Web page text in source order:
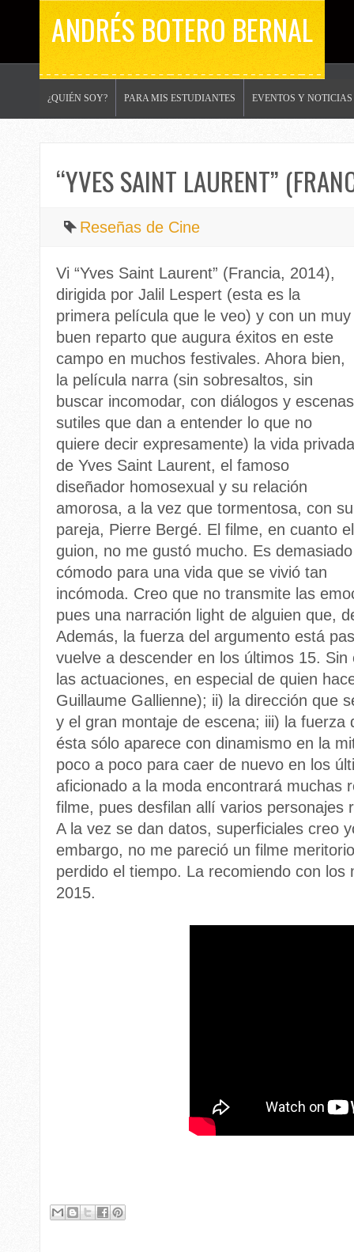
ANDRÉS BOTERO BERNAL
¿QUIÉN SOY? PARA MIS ESTUDIANTES EVENTOS Y NOTICIAS
“YVES SAINT LAURENT”
Reseñas de Cine
Vi “Yves Saint Laurent” (Francia, 2014),
dirigida por Jalil Lespert (esta es la
primera película que le veo) y con un muy
buen reparto que augura éxitos en este
campo en muchos festivales. Ahora bien,
la película narra (sin sobresaltos, sin
buscar incomodar, con diálogos y escenas
sutiles que dan a entender lo que no
quiere decir expresamente) la vida privada
de Yves Saint Laurent, el famoso
diseñador homosexual y su relación
amorosa, a la vez que tormentosa, con su
pareja, Pierre Bergé. El filme, en cuanto el
guion, no me gustó mucho. Es demasiado
cómodo para una vida que se vivió tan
incómoda. Creo que no transmite las
pues una narración light de alguien que,
Además, la fuerza del argumento está
vuelve a descender en los últimos 15.
las actuaciones, en especial de quien
Guillaume Gallienne); ii) la dirección que
y el gran montaje de escena; iii) la fuerza
ésta sólo aparece con dinamismo en la
poco a poco para caer de nuevo en los
aficionado a la moda encontrará muchas
filme, pues desfilan allí varios personajes
A la vez se dan datos, superficiales creo
embargo, no me pareció un filme
perdido el tiempo. La recomiendo con
2015.